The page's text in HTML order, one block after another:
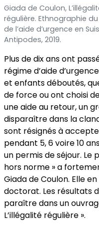
Giada de Coulon,
régulière. Ethnographie
de l’aide d’urgence en
Antipodes, 2019.
Plus de dix ans ont
régime d’aide
et enfants déboutés,
de force ou ont choisi
une aide au retour, un
disparaître dans la
sont résignés à
pendant 5, 6 voire 10
un permis de séjour. Le
hors norme » a
Giada de Coulon. Elle
doctorat. Les résultats
paraître dans un
L’illégalité régulière ».